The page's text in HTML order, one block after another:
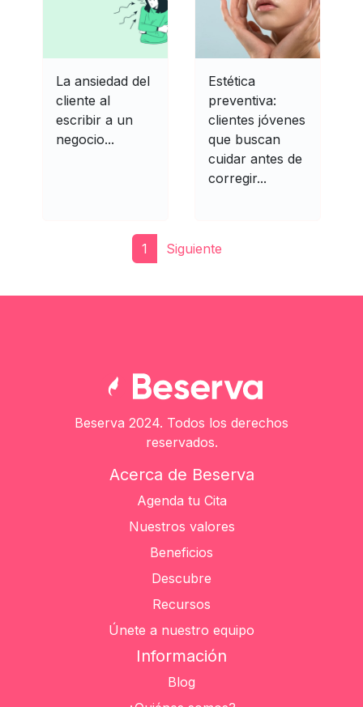
La ansiedad del
cliente al
escribir a un
negocio...
Estética
preventiva:
clientes jóvenes
que buscan
cuidar antes de
corregir...
1 Siguiente
Beserva 2024. Todos los derechos
reservados.
Acerca de Beserva
Agenda tu Cita
Nuestros valores
Beneficios
Descubre
Recursos
Únete a nuestro equipo
Información
Blog